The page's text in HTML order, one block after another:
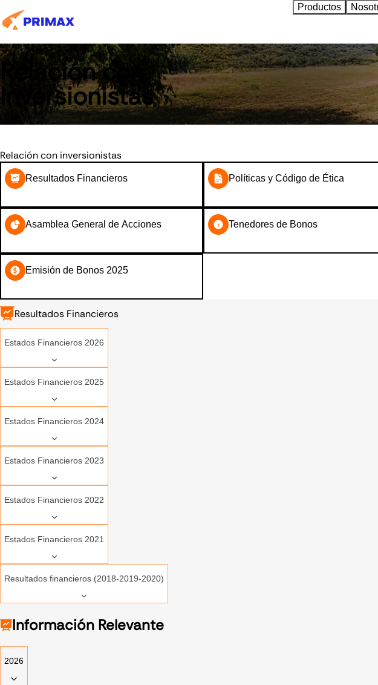
Productos
Relación con
Inversionistas
Relación con inversionistas
Resultados Financieros Políticas y Código de Ética
Asamblea General de Acciones Tenedores de Bonos
Emisión de Bonos 2025
Resultados Financieros
Estados Financieros 2026
Estados Financieros 2025
Estados Financieros 2024
Estados Financieros 2023
Estados Financieros 2022
Estados Financieros 2021
Resultados financieros (2018-2019-2020)
Información Relevante
2026